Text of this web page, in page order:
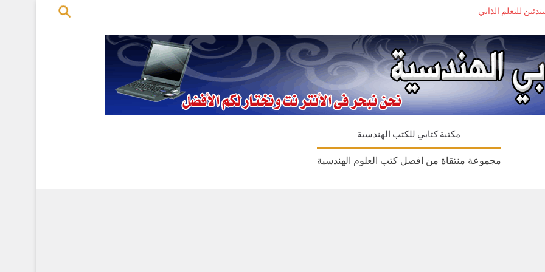
مكتبة كتابي للكتب الهندسية
مجموعة منتقاة من افصل كتب العلوم الهندسية